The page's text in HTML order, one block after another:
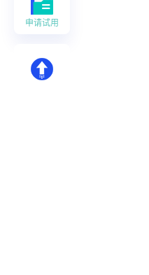
申请试用